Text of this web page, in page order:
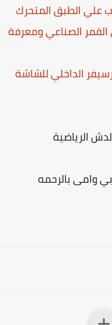
الطبق المتحرك
الصناعي ومعرفة
الداخلي للشاشة
الرياضية
بالرحمه